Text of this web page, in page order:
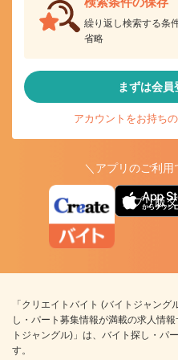
繰り返し検索する条
省略
まずは会員
アカウントをお持ち
＼アプリのご利
アプリ版
「クリエイトバイト (バイトジャン
し・パート募集情報が満載の求人情
トジャングル)」は、バイト探し・パ
す。